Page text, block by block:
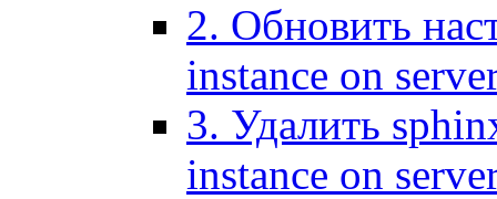
2. Обновить
instance on
3. Удалить
instance on